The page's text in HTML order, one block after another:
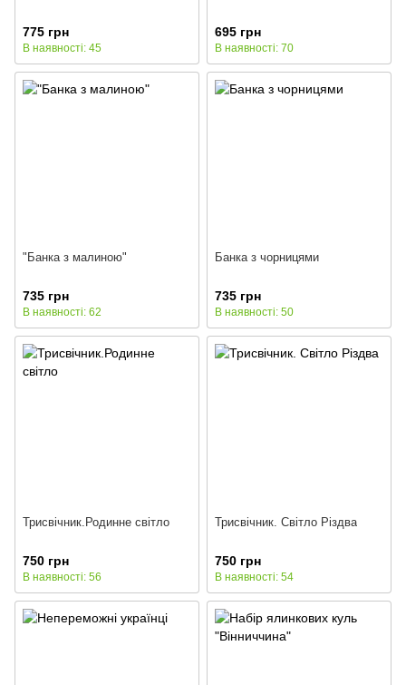
775 грн
В наявності: 45
695 грн
В наявності: 70
"Банка з малиною"
735 грн
В наявності: 62
Банка з чорницями
735 грн
В наявності: 50
Трисвічник.Родинне світло
750 грн
В наявності: 56
Трисвічник. Світло Різдва
750 грн
В наявності: 54